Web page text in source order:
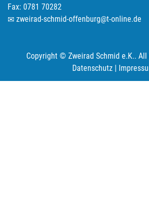
Fax: 0781 70282
zweirad-schmid-offenburg@t-online.de
Copyright © Zweirad Schmid e.K..
Datenschutz|